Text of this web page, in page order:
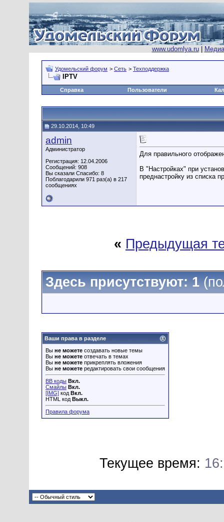
www.udomlya.ru|
Удомельский форум > Сеть > Техподдержка
IPTV
Справка Пользователи
29.10.2014, 10:49
admin
Администратор
Регистрация: 12.04.2006
Сообщений: 908
Вы сказали Спасибо: 8
Поблагодарили 971 раз(а) в 217
сообщениях
Для правильного
В "Настройках" при
преднастройку из списка
« Предыдущая
Здесь присутствуют: 1
Ваши права в разделе
Вы не можете создавать новые темы
Вы не можете отвечать в темах
Вы не можете прикреплять вложения
Вы не можете редактировать свои сообщения
BB коды Вкл.
Смайлы Вкл.
[IMG] код Вкл.
HTML код Выкл.
Правила форума
Текущее время: